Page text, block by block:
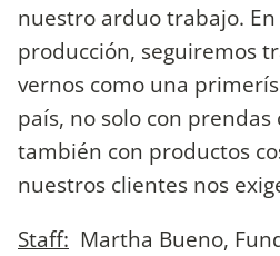
nuestro arduo trabajo.
producción, seguiremos
vernos como una
país, no solo con prendas
también con productos
nuestros clientes nos
Staff: Martha Bueno,